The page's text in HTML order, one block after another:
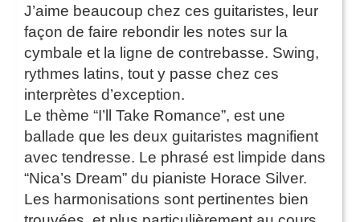
J’aime beaucoup chez ces guitaristes, leur
façon de faire rebondir les notes sur la
cymbale et la ligne de contrebasse. Swing,
rythmes latins, tout y passe chez ces
interprètes d’exception.
Le thème “I’ll Take Romance”, est une
ballade que les deux guitaristes magnifient
avec tendresse. Le phrasé est limpide dans
“Nica’s Dream” du pianiste Horace Silver.
Les harmonisations sont pertinentes bien